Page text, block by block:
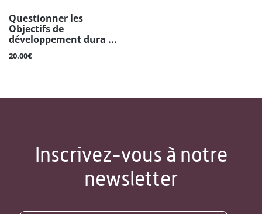
Questionner les
Objectifs de
développement dura ...
20.00€
Inscrivez-vous à notre
newsletter